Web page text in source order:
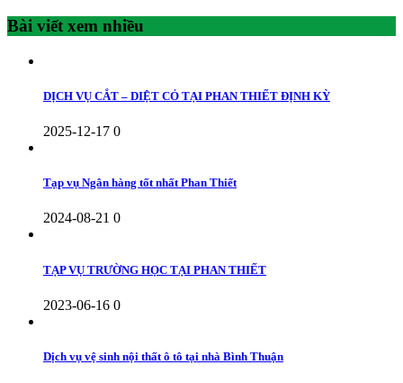
Bài viết xem nhiều
DỊCH VỤ CẮT – DIỆT CỎ TẠI PHAN THIẾT ĐỊNH KỲ
2025-12-17 0
Tạp vụ Ngân hàng tốt nhất Phan Thiết
2024-08-21 0
TẠP VỤ TRƯỜNG HỌC TẠI PHAN THIẾT
2023-06-16 0
Dịch vụ vệ sinh nội thất ô tô tại nhà Bình Thuận